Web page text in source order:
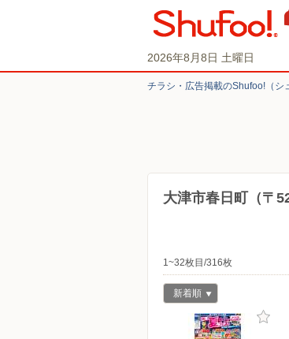
2026年8月8日 土曜日
チラシ・​広告掲載の​Shufoo!​（シ
大津市春日町（〒
1~32枚目/316枚
新着順